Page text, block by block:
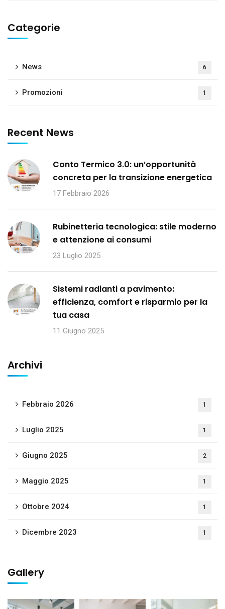
Categorie
News 6
Promozioni 1
Recent News
Conto Termico 3.0: un’opportunità
concreta per la transizione energetica
17 Febbraio 2026
Rubinetteria tecnologica: stile moderno
e attenzione ai consumi
23 Luglio 2025
Sistemi radianti a pavimento:
efficienza, comfort e risparmio per la
tua casa
11 Giugno 2025
Archivi
Febbraio 2026 1
Luglio 2025 1
Giugno 2025 2
Maggio 2025 1
Ottobre 2024 1
Dicembre 2023 1
Gallery